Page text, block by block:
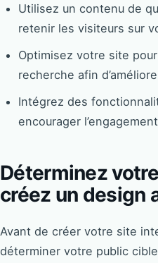
Utilisez un contenu de
retenir les visiteurs sur
Optimisez votre site
recherche afin
Intégrez des
encourager
Déterminez
créez un design
Avant de créer votre site
déterminer votre public